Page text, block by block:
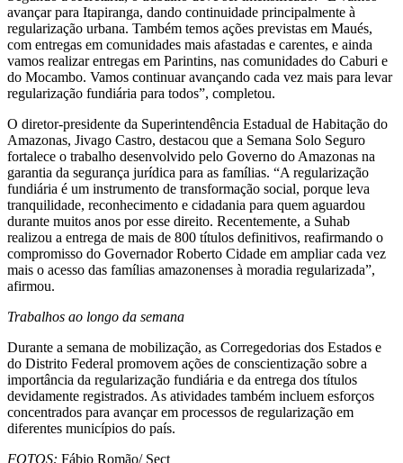
avançar para Itapiranga, dando continuidade principalmente à
regularização urbana. Também temos ações previstas em Maués,
com entregas em comunidades mais afastadas e carentes, e ainda
vamos realizar entregas em Parintins, nas comunidades do Caburi e
do Mocambo. Vamos continuar avançando cada vez mais para levar
regularização fundiária para todos”, completou.
O diretor-presidente da Superintendência Estadual de Habitação do
Amazonas, Jivago Castro, destacou que a Semana Solo Seguro
fortalece o trabalho desenvolvido pelo Governo do Amazonas na
garantia da segurança jurídica para as famílias. “A regularização
fundiária é um instrumento de transformação social, porque leva
tranquilidade, reconhecimento e cidadania para quem aguardou
durante muitos anos por esse direito. Recentemente, a Suhab
realizou a entrega de mais de 800 títulos definitivos, reafirmando o
compromisso do Governador Roberto Cidade em ampliar cada vez
mais o acesso das famílias amazonenses à moradia regularizada”,
afirmou.
Trabalhos ao longo da semana
Durante a semana de mobilização, as Corregedorias dos Estados e
do Distrito Federal promovem ações de conscientização sobre a
importância da regularização fundiária e da entrega dos títulos
devidamente registrados. As atividades também incluem esforços
concentrados para avançar em processos de regularização em
diferentes municípios do país.
FOTOS: Fábio Romão/ Sect